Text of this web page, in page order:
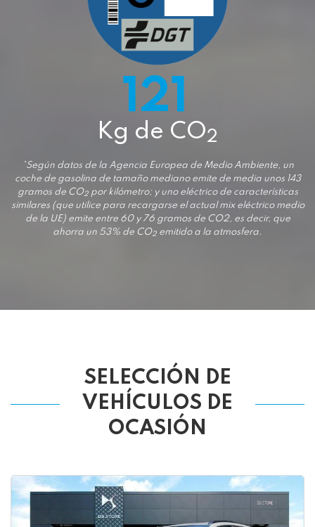
169
Kg de CO2
*Según datos de la Agencia Europea de Medio Ambiente, un
coche de gasolina de tamaño mediano emite de media unos 143
gramos de CO2por kilómetro; y uno eléctrico de características
similares (que utilice para recargarse el actual mix eléctrico medio
de la UE) emite entre 60 y 76 gramos de CO2, es decir, que
ahorra un 53% de CO2 emitido a la atmosfera.
SELECCIÓN DE
VEHÍCULOS DE
OCASIÓN